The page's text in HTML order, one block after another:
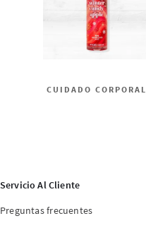
CUIDADO CORPORAL
Servicio Al Cliente
Preguntas frecuentes